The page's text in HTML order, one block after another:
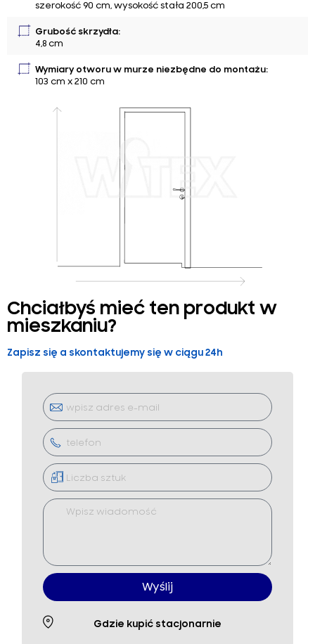
szerokość 90 cm, wysokość stała 200,5 cm
Grubość skrzydła:
4,8 cm
Wymiary otworu w murze niezbędne do montażu:
103 cm x 210 cm
Chciałbyś mieć ten produkt w
mieszkaniu?
Zapisz się a skontaktujemy się w ciągu 24h
Wyślij
Gdzie kupić stacjonarnie